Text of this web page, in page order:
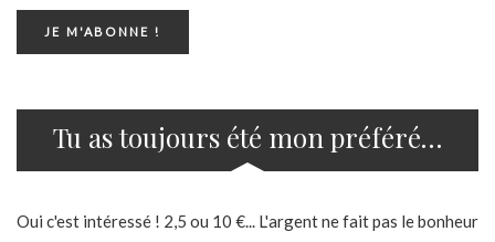
Tu as toujours été mon préféré…
Oui c'est intéressé ! 2,5 ou 10 €... L'argent ne fait pas le bonheur